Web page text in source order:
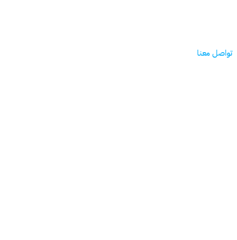
تواصل معنا